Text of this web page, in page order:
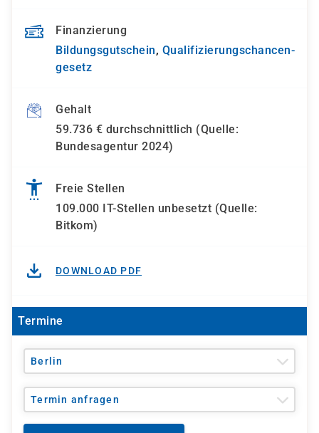
Finanzierung
Bildungsgutschein, Qualifizierungs­chancen­
gesetz
Gehalt
59.736 € durchschnittlich (Quelle:
Bundesagentur 2024)
Freie Stellen
109.000 IT-Stellen unbesetzt (Quelle:
Bitkom)
DOWNLOAD PDF
Termine
Berlin
Termin anfragen